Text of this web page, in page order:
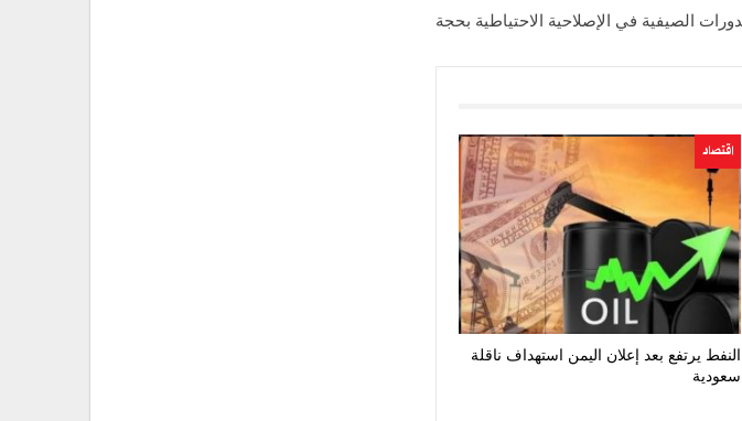
الصيفية في الإصلاحية الاحتياطية بحجة
اقتصاد
النفط يرتفع بعد إعلان اليمن استهداف ناقلة
سعودية